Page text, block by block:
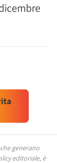
generano
editoriale, è